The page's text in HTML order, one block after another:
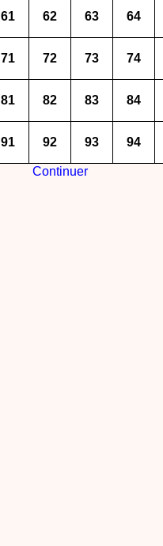
61 62 63 64
71 72 73 74
81 82 83 84
91 92 93 94
Continuer